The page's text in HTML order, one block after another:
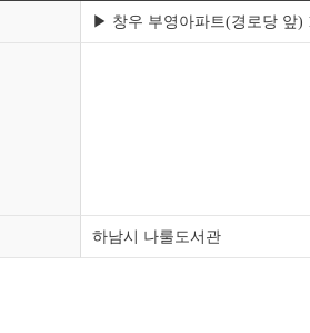
▶ 창우 부영아파트(경로당 앞)
하남시 나룰도서관